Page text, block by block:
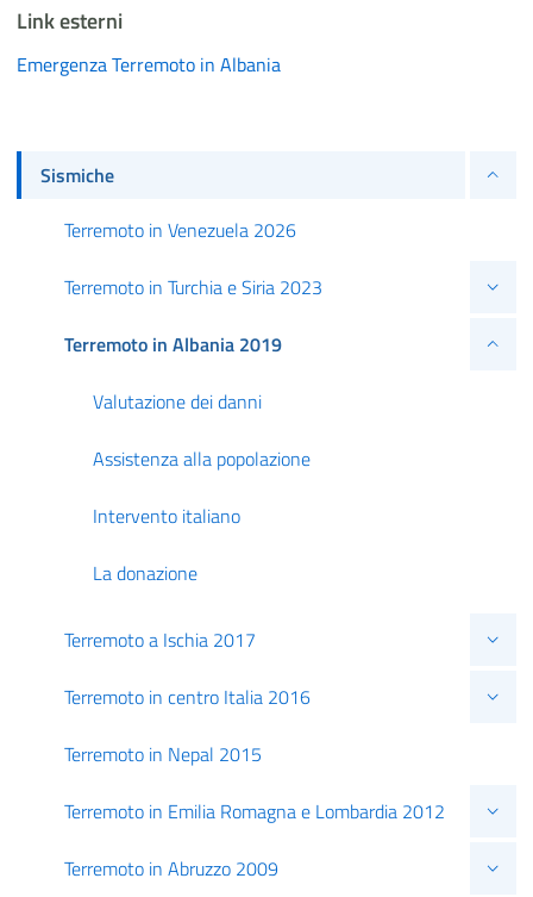
Link esterni
Emergenza Terremoto in Albania
Sismiche
Terremoto in Venezuela 2026
Terremoto in Turchia e Siria 2023
Terremoto in Albania 2019
Valutazione dei danni
Assistenza alla popolazione
Intervento italiano
La donazione
Terremoto a Ischia 2017
Terremoto in centro Italia 2016
Terremoto in Nepal 2015
Terremoto in Emilia Romagna e Lombardia 2012
Terremoto in Abruzzo 2009